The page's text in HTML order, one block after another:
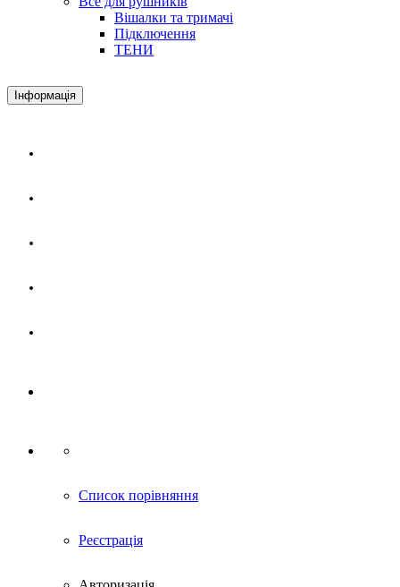
Вішалки та тримачі
Підключення
ТЕНИ
Інформація
Список порівняння
Реєстрація